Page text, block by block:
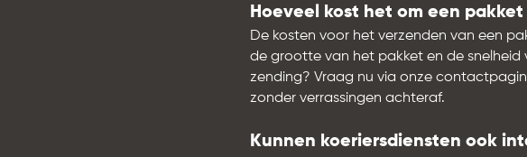
Hoeveel kost het om een
De kosten voor het verzenden van een
de grootte van het pakket en de
zending? Vraag nu via onze
zonder verrassingen achteraf.
Kunnen koeriersdiensten ook